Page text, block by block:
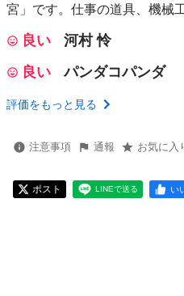
宮」です。仕事の道具、機械
良い
河村 怜
良い
パンダコパンダ
評価をもっと見る
注意事項 通報 お気に入
ポスト LINEで送る い